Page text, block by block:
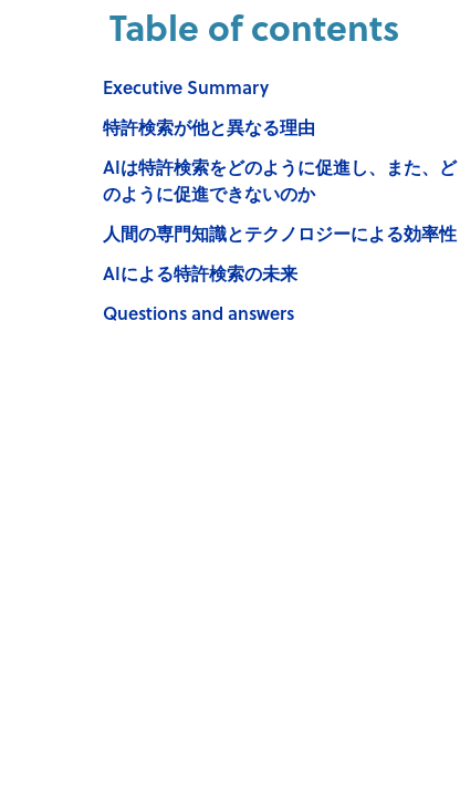
Table of contents
Executive Summary
特許検索が他と異なる理由
AIは特許検索をどのように促進し、また、ど
のように促進できないのか
人間の専門知識とテクノロジーによる効率性
AIによる特許検索の未来
Questions and answers